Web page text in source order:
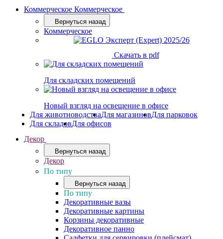
Коммерческое Коммерческое
Вернуться назад
Коммерческое
Скачать в pdf
Для складских помещений
Новый взгляд на освещение в офисе
Для животноводстваДля магазиновДля парковок
Для складовДля офисов
Декор
Вернуться назад
Декор
По типу
Вернуться назад
По типу
Декоративные вазы
Декоративные картины
Корзины декоративные
Декоративное панно